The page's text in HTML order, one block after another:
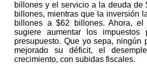
billones y el servicio a la deuda de
billones, mientras que la inversión
billones a $62 billones. Ahora, el
sugiere aumentar los impuestos
presupuesto. Que yo sepa, ningún
mejorado su déficit, el
crecimiento, con subidas fiscales.